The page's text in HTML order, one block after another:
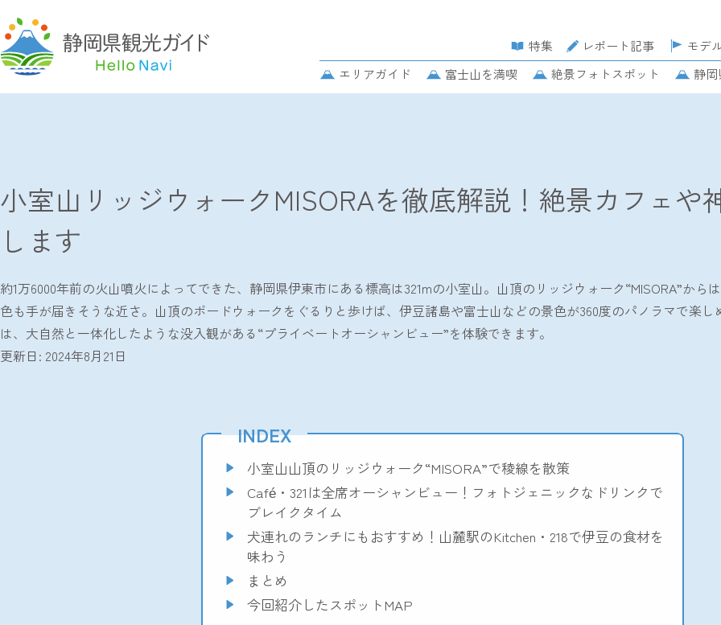
ロ
ー
ー
特集 レポート記事 モデ
サ
ョ
エリアガイド 富士山を満喫 絶景フォトスポット 静岡
リ
ス
ト
小室山リッジウォークMISORAを徹底解説！絶景カフェや
します
約1万6000年前の火山噴火によってできた、静岡県伊東市にある標高は321mの小室山。山頂のリッジウォーク“MISORA”から
色も手が届きそうな近さ。山頂のボードウォークをぐるりと歩けば、伊豆諸島や富士山などの景色が360度のパノラマで楽し
は、大自然と一体化したような没入観がある“プライベートオーシャンビュー”を体験できます。
更新日: 2024年8月21日
INDEX
小室山山頂のリッジウォーク“MISORA”で稜線を散策
Café・321は全席オーシャンビュー！フォトジェニックなドリンクで
ブレイクタイム
犬連れのランチにもおすすめ！山麓駅のKitchen・218で伊豆の食材を
味わう
まとめ
今回紹介したスポットMAP